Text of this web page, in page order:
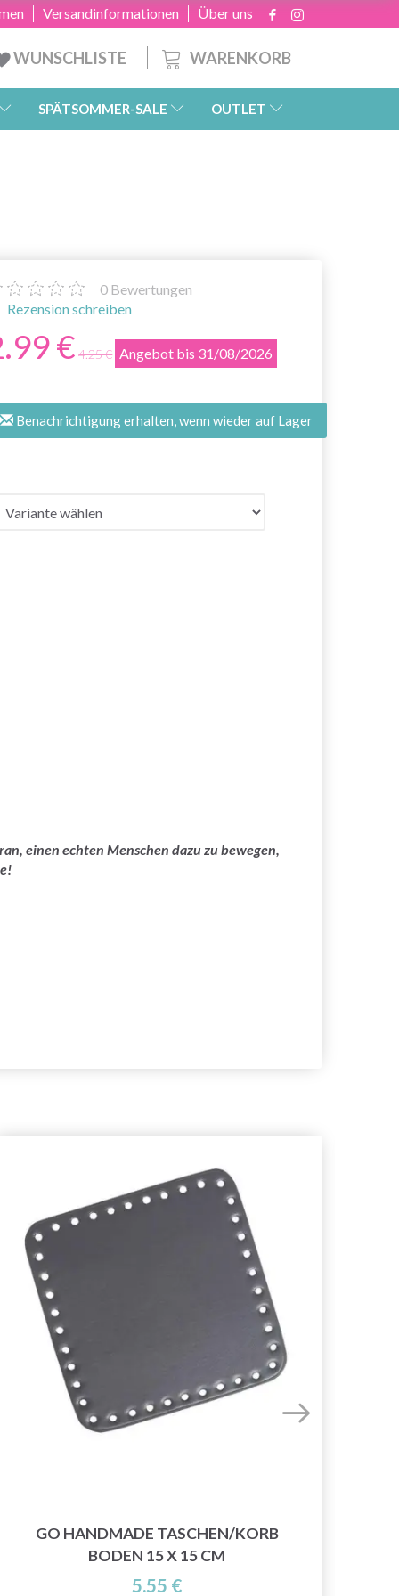
Über uns
Versandinformationen
WARENKORB
WUNSCHLISTE
SPÄTSOMMER-SALE OUTLET
0 Bewertungen
Rezension schreiben
€ 4.25 € Angebot bis 31/08/2026
Benachrichtigung erhalten, wenn wieder auf Lager
einen echten Menschen dazu zu bewegen,
GO HANDMADE TASCHEN/KORB
BODEN 15 X 15 CM
5.55 €